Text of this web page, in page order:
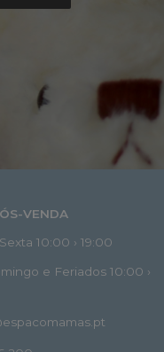
VENDA
10:00 › 19:00
e Feriados 10:00 ›